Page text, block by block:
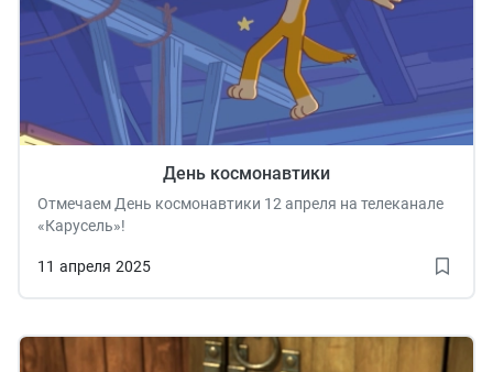
11 апреля 2025
День космонавтики
Отмечаем День космонавтики 12 апреля на телеканале
«Карусель»!